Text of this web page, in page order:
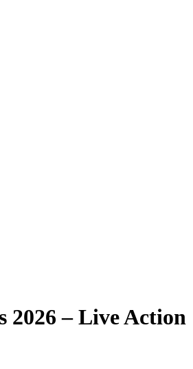
2026 – Live Action